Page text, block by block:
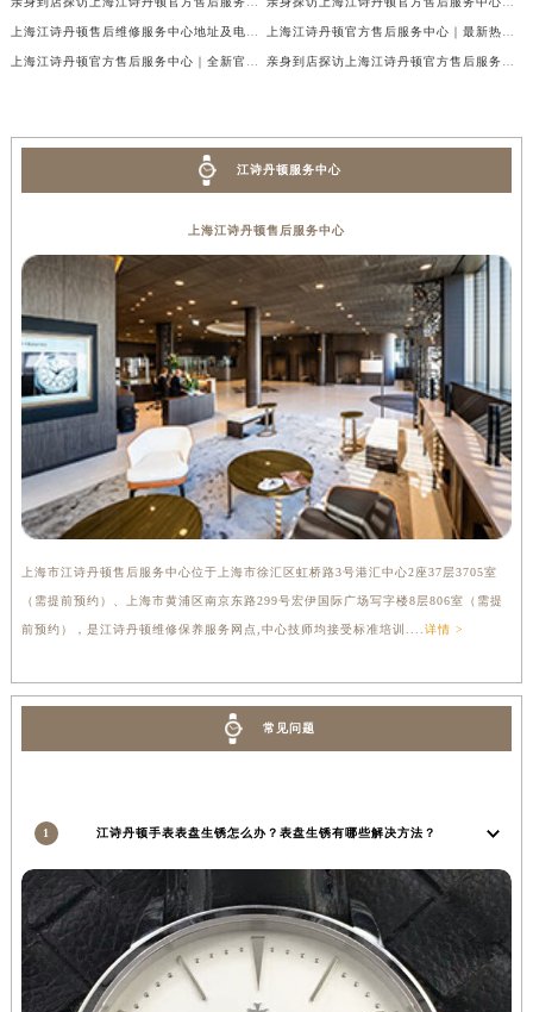
江诗丹顿服务中心
上海江诗丹顿售后服务中心
上海市江诗丹顿售后服务中心位于上海市徐汇区虹桥路3号港汇中心2座37层3705室
（需提前预约）、上海市黄浦区南京东路299号宏伊国际广场写字楼8层806室（需提
前预约），是江诗丹顿维修保养服务网点,中心技师均接受标准培训.... 详情 >
常见问题
1 江诗丹顿手表表盘生锈怎么办？表盘生锈有哪些解决方法？